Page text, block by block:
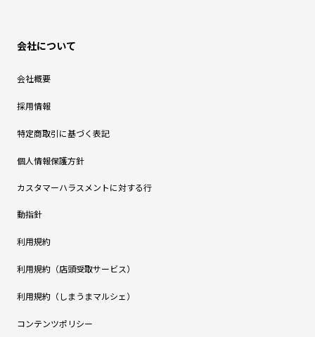
会社について
会社概要
採用情報
特定商取引に基づく表記
個人情報保護方針
カスタマーハラスメントに対する行
動指針
利用規約
利用規約（店頭受取サービス）
利用規約（しまうまマルシェ）
コンテンツポリシー